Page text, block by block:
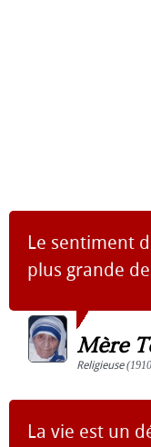
Le sentiment
plus grande
Mère
Religieuse
La vie est un